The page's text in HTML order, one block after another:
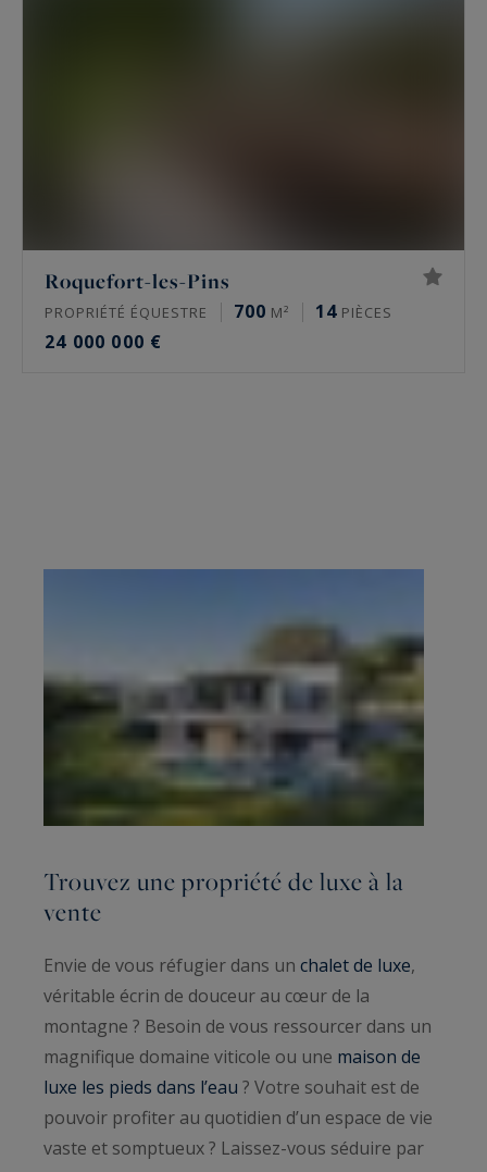
Roquefort-les-Pins
PROPRIÉTÉ ÉQUESTRE 700 M² 14 PIÈCES
24 000 000 €
Trouvez une propriété de luxe à la
vente
Envie de vous réfugier dans un chalet de luxe,
véritable écrin de douceur au cœur de la
montagne ? Besoin de vous ressourcer dans un
magnifique domaine viticole ou une maison de
luxe les pieds dans l’eau ? Votre souhait est de
pouvoir profiter au quotidien d’un espace de vie
vaste et somptueux ? Laissez-vous séduire par